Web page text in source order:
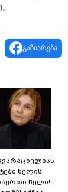
გაზიარება
ხელის
წელი!